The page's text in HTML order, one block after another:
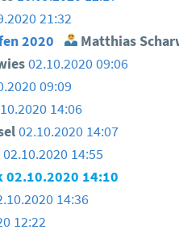
21:32
2020 Matthias
02.10.2020 09:06
09:09
14:06
02.10.2020 14:07
02.10.2020 14:55
02.10.2020 14:10
14:36
12:22